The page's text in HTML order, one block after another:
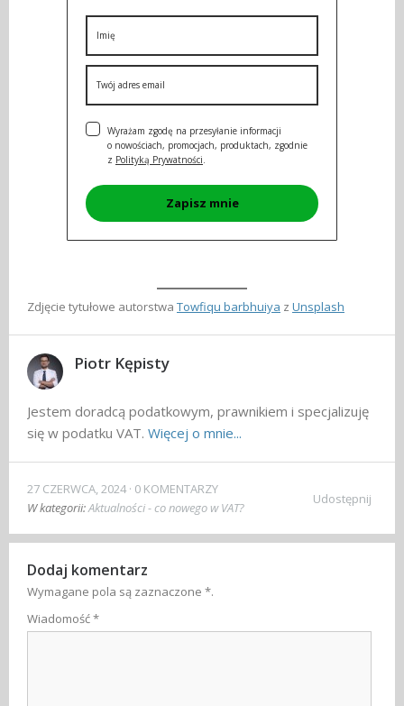
Wyrażam zgodę na przesyłanie informacji
o nowościach, promocjach, produktach, zgodnie
z Polityką Prywatności.
Zapisz mnie
Zdjęcie tytułowe autorstwa Towfiqu barbhuiya z Unsplash
Piotr Kępisty
Jestem doradcą podatkowym, prawnikiem i specjalizuję
się w podatku VAT. Więcej o mnie...
27 CZERWCA, 2024 0 KOMENTARZY
W kategorii:Aktualności - co nowego w VAT?
Udostępnij
Dodaj komentarz
Wymagane pola są zaznaczone *.
Wiadomość*